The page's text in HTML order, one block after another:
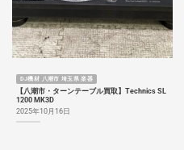
DJ機材 八潮市 埼玉県 楽器
【八潮市・ターンテーブル買取】Technics SL
1200 MK3D
2025年10月16日